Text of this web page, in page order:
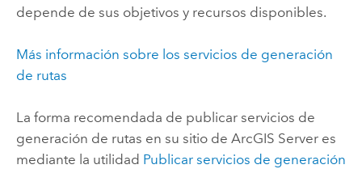
depende de sus objetivos y recursos disponibles.
Más información sobre los servicios de generación
de rutas
La forma recomendada de publicar servicios de
generación de rutas en su sitio de ArcGIS Serveres
mediante la utilidad Publicar servicios de generación